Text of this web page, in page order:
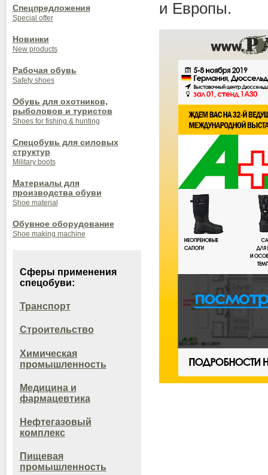
Спецпредложения
Special offer
Новинки
New products
Рабочая обувь
Safety shoes
Обувь для охотников,
рыболовов и туристов
Shoes for fishing & hunting
Спецобувь для силовых
структур
Military boots
Материалы для
производства обуви
Shoe material
Обувное оборудование
Shoe making machine
Сферы применения
спецобуви:
Транспорт
Строительство
Химическая
промышленность
Медицина и
фармацевтика
Нефтегазовый
комплекс
Пищевая
промышленность
и Европы.